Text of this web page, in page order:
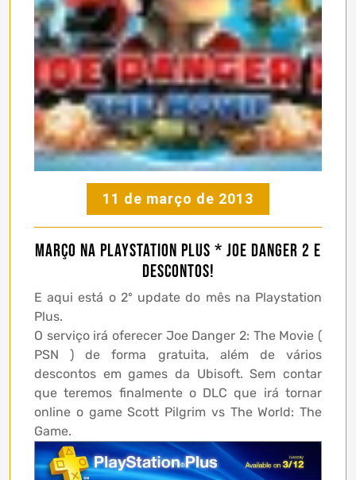
11 de março de 2013
Março na Playstation Plus * Joe Danger 2 e
descontos!
E aqui está o 2º update do mês na Playstation
Plus.
O serviço irá oferecer Joe Danger 2: The Movie (
PSN ) de forma gratuita, além de vários
descontos em games da Ubisoft. Sem contar
que teremos finalmente o DLC que irá tornar
online o game Scott Pilgrim vs The World: The
Game.